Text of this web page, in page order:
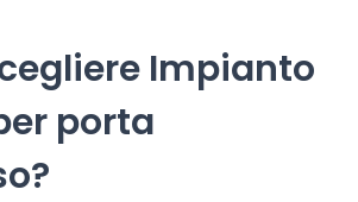
Impianto
porta